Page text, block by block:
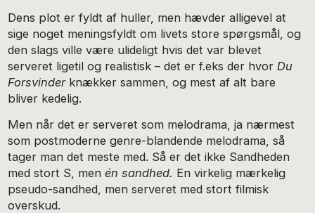
Dens plot er fyldt af huller, men hævder alligevel at
sige noget meningsfyldt om livets store spørgsmål, og
den slags ville være ulideligt hvis det var blevet
serveret ligetil og realistisk – det er f.eks der hvorDu
Forsvinder knækker sammen, og mest af alt bare
bliver kedelig.
Men når det er serveret som melodrama, ja nærmest
som postmoderne genre-blandende melodrama, så
tager man det meste med. Så er det ikke Sandheden
med stort S, menén sandhed. En virkelig mærkelig
pseudo-sandhed, men serveret med stort filmisk
overskud.